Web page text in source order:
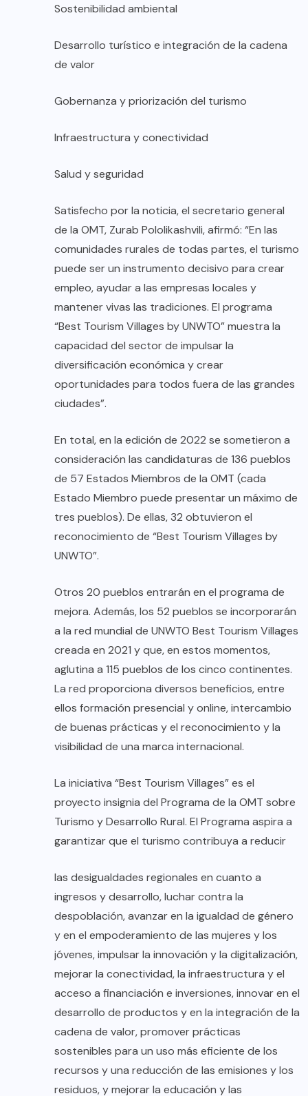
Sostenibilidad ambiental
Desarrollo turístico e integración de la cadena
de valor
Gobernanza y priorización del turismo
Infraestructura y conectividad
Salud y seguridad
Satisfecho por la noticia, el secretario general
de la OMT, Zurab Pololikashvili, afirmó: “En las
comunidades rurales de todas partes, el turismo
puede ser un instrumento decisivo para crear
empleo, ayudar a las empresas locales y
mantener vivas las tradiciones. El programa
“Best Tourism Villages by UNWTO” muestra la
capacidad del sector de impulsar la
diversificación económica y crear
oportunidades para todos fuera de las grandes
ciudades”.
En total, en la edición de 2022 se sometieron a
consideración las candidaturas de 136 pueblos
de 57 Estados Miembros de la OMT (cada
Estado Miembro puede presentar un máximo de
tres pueblos). De ellas, 32 obtuvieron el
reconocimiento de “Best Tourism Villages by
UNWTO”.
Otros 20 pueblos entrarán en el programa de
mejora. Además, los 52 pueblos se incorporarán
a la red mundial de UNWTO Best Tourism Villages
creada en 2021 y que, en estos momentos,
aglutina a 115 pueblos de los cinco continentes.
La red proporciona diversos beneficios, entre
ellos formación presencial y online, intercambio
de buenas prácticas y el reconocimiento y la
visibilidad de una marca internacional.
La iniciativa “Best Tourism Villages” es el
proyecto insignia del Programa de la OMT sobre
Turismo y Desarrollo Rural. El Programa aspira a
garantizar que el turismo contribuya a reducir
las desigualdades regionales en cuanto a
ingresos y desarrollo, luchar contra la
despoblación, avanzar en la igualdad de género
y en el empoderamiento de las mujeres y los
jóvenes, impulsar la innovación y la digitalización,
mejorar la conectividad, la infraestructura y el
acceso a financiación e inversiones, innovar en el
desarrollo de productos y en la integración de la
cadena de valor, promover prácticas
sostenibles para un uso más eficiente de los
recursos y una reducción de las emisiones y los
residuos, y mejorar la educación y las